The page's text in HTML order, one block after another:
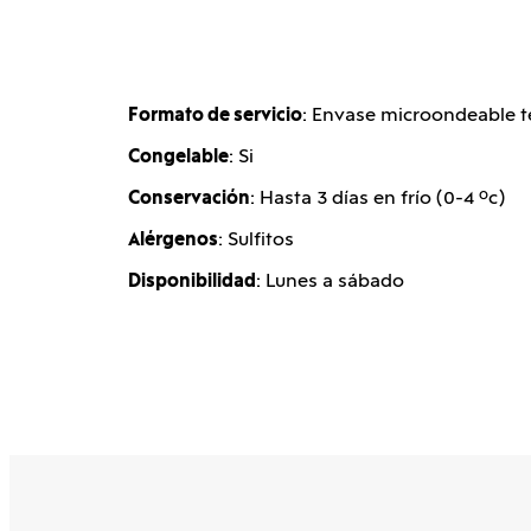
Formato de servicio: Envase microondeable
Congelable: Si
Conservación: Hasta 3 días en frío (0-4 ºc)
Alérgenos: Sulfitos
Disponibilidad : Lunes a sábado